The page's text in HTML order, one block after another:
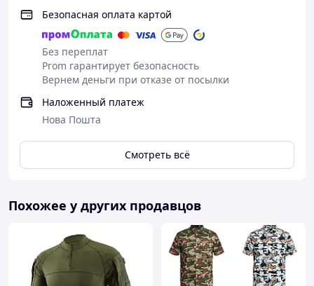
Безопасная оплата картой
Без переплат
Prom гарантирует безопасность
Вернем деньги при отказе от посылки
Наложенный платеж
Нова Пошта
Смотреть всё
Похожее у других продавцов